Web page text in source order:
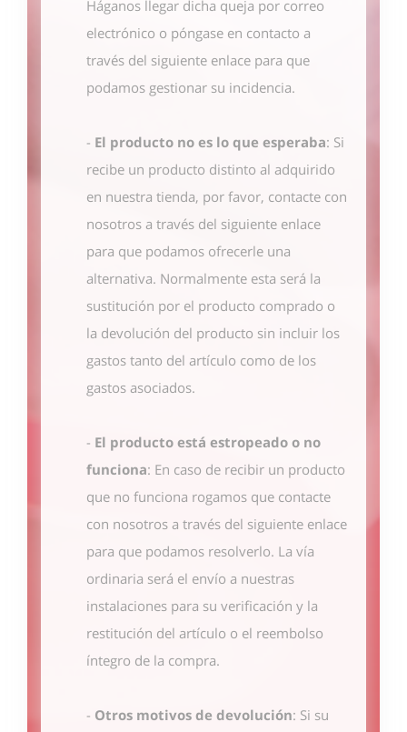
Háganos llegar dicha queja por correo
electrónico o póngase en contacto a
través del siguiente enlace para que
podamos gestionar su incidencia.
- El producto no es lo que esperaba: Si
recibe un producto distinto al adquirido
en nuestra tienda, por favor, contacte con
nosotros a través del siguiente enlace
para que podamos ofrecerle una
alternativa. Normalmente esta será la
sustitución por el producto comprado o
la devolución del producto sin incluir los
gastos tanto del artículo como de los
gastos asociados.
- El producto está estropeado o no
funciona: En caso de recibir un producto
que no funciona rogamos que contacte
con nosotros a través del siguiente enlace
para que podamos resolverlo. La vía
ordinaria será el envío a nuestras
instalaciones para su verificación y la
restitución del artículo o el reembolso
íntegro de la compra.
- Otros motivos de devolución: Si su